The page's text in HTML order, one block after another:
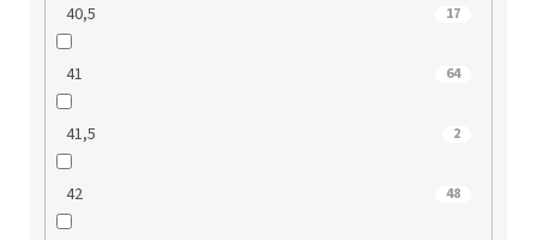
40,5 17
41 64
41,5 2
42 48